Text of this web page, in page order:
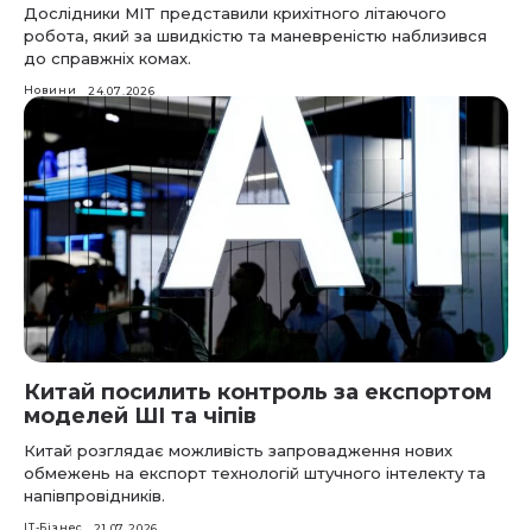
Дослідники MIT представили крихітного літаючого
робота, який за швидкістю та маневреністю наблизився
до справжніх комах.
Новини 24.07.2026
Китай посилить контроль за експортом
моделей ШІ та чіпів
Китай розглядає можливість запровадження нових
обмежень на експорт технологій штучного інтелекту та
напівпровідників.
IT-Бізнес